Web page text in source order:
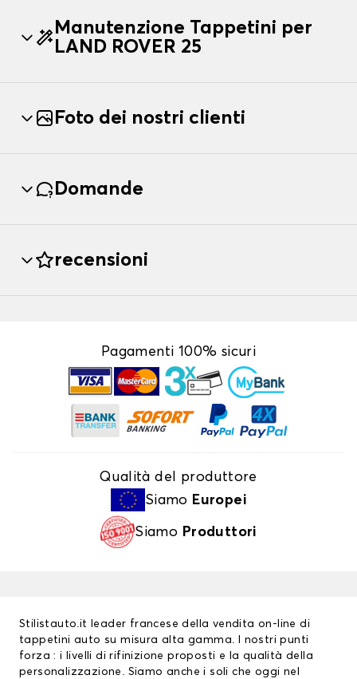
Manutenzione Tappetini per
LAND ROVER 25
Foto dei nostri clienti
Domande
recensioni
Pagamenti 100% sicuri
Qualità del produttore
Siamo Europei
Siamo Produttori
Stilistauto.it leader francese della vendita on-line di
tappetini auto su misura alta gamma. I nostri punti
forza : i livelli di rifinizione proposti e la qualità della
personalizzazione. Siamo anche i soli che oggi nel